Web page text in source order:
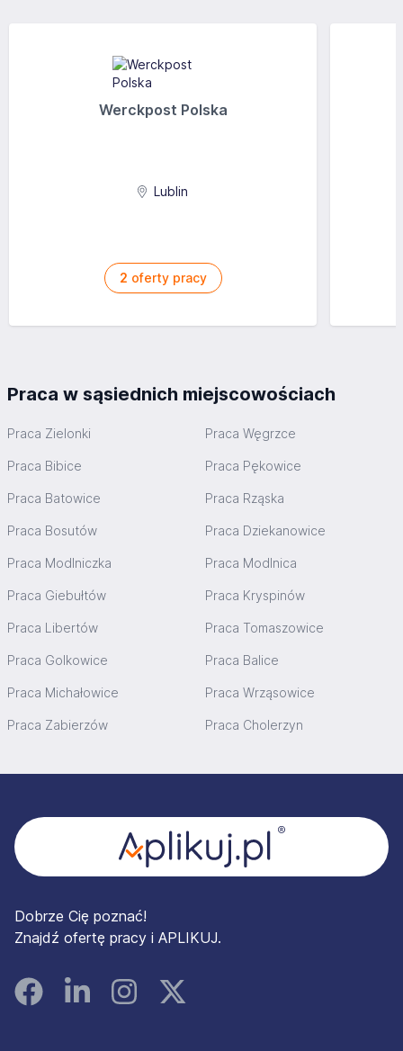
Werckpost Polska
Lublin
2 oferty pracy
Praca w sąsiednich miejscowościach
Praca Zielonki Praca Węgrzce
Praca Bibice Praca Pękowice
Praca Batowice Praca Rząska
Praca Bosutów Praca Dziekanowice
Praca Modlniczka Praca Modlnica
Praca Giebułtów Praca Kryspinów
Praca Libertów Praca Tomaszowice
Praca Golkowice Praca Balice
Praca Michałowice Praca Wrząsowice
Praca Zabierzów Praca Cholerzyn
Dobrze Cię poznać!
Znajdź ofertę pracy i APLIKUJ.
FacebookLinked InInstagramInstagram